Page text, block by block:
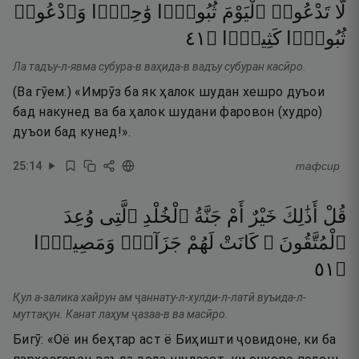
لَّا تَدْعُوا۟ ٱلْيَوْمَ ثُبُورًۭا وَٰحِدًۭا
وَٱدْعُوا۟
ثُبُورًۭا كَثِيرًۭا ۝ ١٤
Ла тадъу-л-явма субура-в ваҳида-в вадъу субуран касӣро.
(Ва гӯем:) «Имрӯз ба як ҳалок шудан хешро дуъои
бад накунед ва ба ҳалок шудани фаровон (худро)
дуъои бад кунед!».
25:14 тафсир
قُلْ أَذَٰلِكَ خَيْرٌ أَمْ جَنَّةُ ٱلْخُلْدِ ٱلَّتِى وُعِدَ
ٱلْمُتَّقُونَ ۚ كَانَتْ لَهُمْ جَزَآءًۭ وَمَصِيرًۭا
۝ ١٥
Қул а-залика хайрун ам ҷаннату-л-хулди-л-латӣ вуъида-л-
муттақун. Канат лаҳум ҷазаа-в ва масӣро.
Бигӯ: «Оё ин беҳтар аст ё Биҳишти ҷовидоне, ки ба